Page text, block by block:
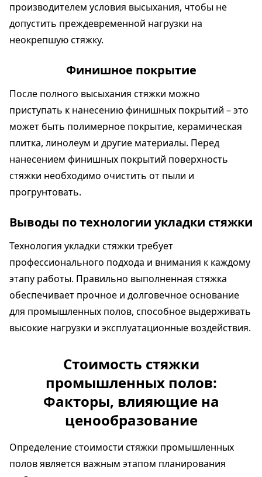
производителем условия высыхания, чтобы не
допустить преждевременной нагрузки на
неокрепшую стяжку.
Финишное покрытие
После полного высыхания стяжки можно
приступать к нанесению финишных покрытий – это
может быть полимерное покрытие, керамическая
плитка, линолеум и другие материалы. Перед
нанесением финишных покрытий поверхность
стяжки необходимо очистить от пыли и
прогрунтовать.
Выводы по технологии укладки стяжки
Технология укладки стяжки требует
профессионального подхода и внимания к каждому
этапу работы. Правильно выполненная стяжка
обеспечивает прочное и долговечное основание
для промышленных полов, способное выдерживать
высокие нагрузки и эксплуатационные воздействия.
Стоимость стяжки
промышленных полов:
Факторы, влияющие на
ценообразование
Определение стоимости стяжки промышленных
полов является важным этапом планирования